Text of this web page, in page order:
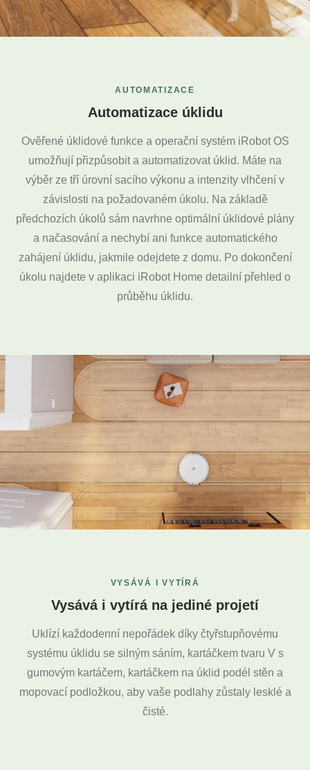
AUTOMATIZACE
Automatizace úklidu
Ověřené úklidové funkce a operační systém iRobot OS
umožňují přizpůsobit a automatizovat úklid. Máte na
výběr ze tří úrovní sacího výkonu a intenzity vlhčení v
závislosti na požadovaném úkolu. Na základě
předchozích úkolů sám navrhne optimální úklidové plány
a načasování a nechybí ani funkce automatického
zahájení úklidu, jakmile odejdete z domu. Po dokončení
úkolu najdete v aplikaci iRobot Home detailní přehled o
průběhu úklidu.
VYSÁVÁ I VYTÍRÁ
Vysává i vytírá na jediné projetí
Uklízí každodenní nepořádek díky čtyřstupňovému
systému úklidu se silným sáním, kartáčkem tvaru V s
gumovým kartáčem, kartáčkem na úklid podél stěn a
mopovací podložkou, aby vaše podlahy zůstaly lesklé a
čisté.